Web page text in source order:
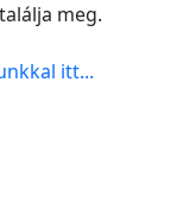
meg.
itt...